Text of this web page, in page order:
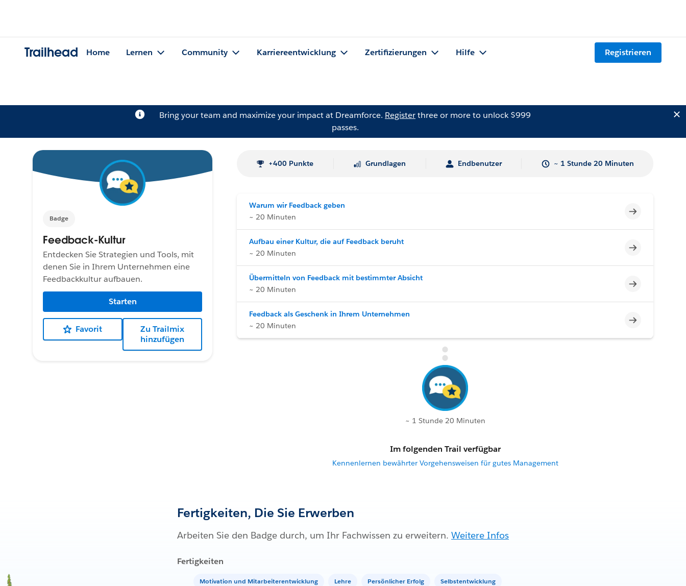
Trailhead Home Lernen Community Karriereentwicklung Zertifizierungen Hilfe Registrieren
Bring your team and maximize your impact at Dreamforce. Registerthree or more to unlock $999
passes.
Badge
Feedback-Kultur
Entdecken Sie Strategien und Tools, mit
denen Sie in Ihrem Unternehmen eine
Feedbackkultur aufbauen.
Starten
Favorit
Zu Trailmix
hinzufügen
+400 Punkte Grundlagen Endbenutzer ~ 1 Stunde 20 Minuten
Warum wir Feedback geben
~ 20 Minuten
Unvollständig
Aufbau einer Kultur, die auf Feedback beruht
~ 20 Minuten
Unvollständig
Übermitteln von Feedback mit bestimmter Absicht
~ 20 Minuten
Unvollständig
Feedback als Geschenk in Ihrem Unternehmen
~ 20 Minuten
Unvollständig
~ 1 Stunde 20 Minuten
Im folgenden Trail verfügbar
Kennenlernen bewährter Vorgehensweisen für gutes Management
Fertigkeiten, Die Sie Erwerben
Arbeiten Sie den Badge durch, um Ihr Fachwissen zu erweitern. Weitere Infos
Fertigkeiten
Motivation und Mitarbeiterentwicklung Lehre Persönlicher Erfolg Selbstentwicklung